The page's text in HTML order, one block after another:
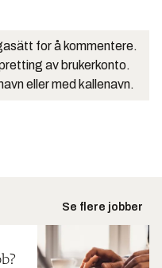
for å kommentere.
av brukerkonto.
eller med kallenavn.
Se flere jobber